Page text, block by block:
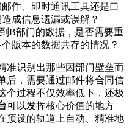
邮件、即时通讯工具还是口
成信息遗漏或误解？
B部门的数据，是否需要重
版本的数据共存的情况？
准识别出那些因部门壁垒而
后，需要通过邮件将合同信
个过程不仅效率低下，还极
可以发挥核心价值的地方
设的轨道上自动、精准地